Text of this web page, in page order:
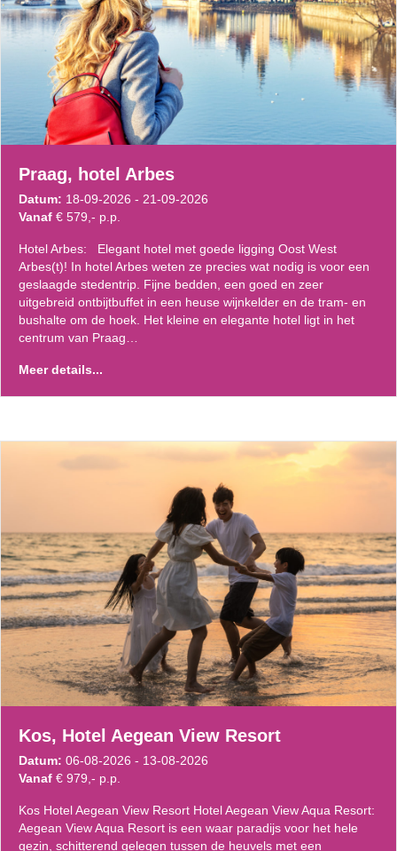
Praag, hotel Arbes
Datum: 18-09-2026 - 21-09-2026
Vanaf € 579,- p.p.
Hotel Arbes: Elegant hotel met goede ligging Oost West
Arbes(t)! In hotel Arbes weten ze precies wat nodig is voor een
geslaagde stedentrip. Fijne bedden, een goed en zeer
uitgebreid ontbijtbuffet in een heuse wijnkelder en de tram- en
bushalte om de hoek. Het kleine en elegante hotel ligt in het
centrum van Praag…
Meer details...
Kos, Hotel Aegean View Resort
Datum: 06-08-2026 - 13-08-2026
Vanaf € 979,- p.p.
Kos Hotel Aegean View Resort Hotel Aegean View Aqua Resort:
Aegean View Aqua Resort is een waar paradijs voor het hele
gezin, schitterend gelegen tussen de heuvels met een